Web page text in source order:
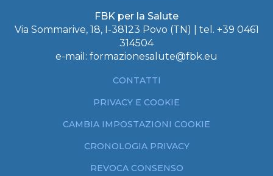
FBK per la Salute
Via Sommarive, 18, I-38123 Povo (TN) | tel. +39 0461
314504
e-mail: formazionesalute@fbk.eu
CONTATTI
PRIVACY E COOKIE
CAMBIA IMPOSTAZIONI COOKIE
CRONOLOGIA PRIVACY
REVOCA CONSENSO